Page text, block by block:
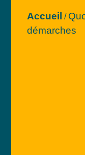
Accueil /
démarches